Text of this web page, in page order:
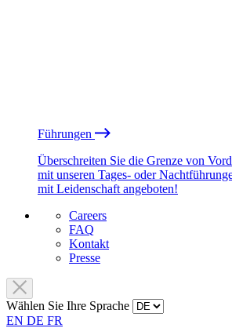
Führungen
Überschreiten Sie die Grenze von
mit unseren Tages- oder
mit Leidenschaft angeboten!
Careers
FAQ
Kontakt
Presse
Wählen Sie Ihre Sprache
EN DE FR